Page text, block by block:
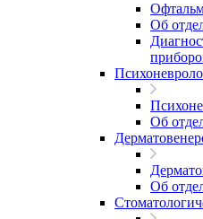
Об
Об
Об